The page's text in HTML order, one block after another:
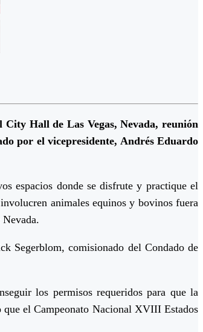
City Hall de Las Vegas, Nevada, reunión
por el vicepresidente, Andrés Eduardo
espacios donde se disfrute y practique el
animales equinos y bovinos fuera
Segerblom, comisionado del Condado de
los permisos requeridos para que la
que el Campeonato Nacional XVIII Estados